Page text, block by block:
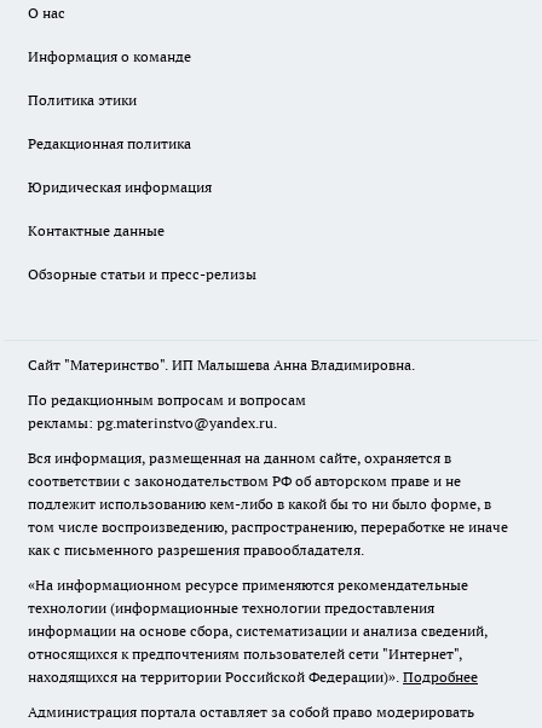
О нас
Информация о команде
Политика этики
Редакционная политика
Юридическая информация
Контактные данные
Обзорные статьи и пресс-релизы
Сайт "Материнство". ИП Малышева Анна Владимировна.
По редакционным вопросам и вопросам
рекламы: pg.materinstvo@yandex.ru.
Вся информация, размещенная на данном сайте, охраняется в
соответствии с законодательством РФ об авторском праве и не
подлежит использованию кем-либо в какой бы то ни было форме, в
том числе воспроизведению, распространению, переработке не иначе
как с письменного разрешения правообладателя.
«На информационном ресурсе применяются рекомендательные
технологии (информационные технологии предоставления
информации на основе сбора, систематизации и анализа сведений,
относящихся к предпочтениям пользователей сети "Интернет",
находящихся на территории Российской Федерации)». Подробнее
Администрация портала оставляет за собой право модерировать